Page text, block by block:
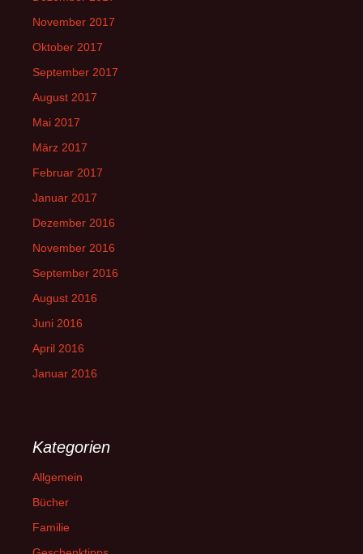
November 2017
Oktober 2017
September 2017
August 2017
Mai 2017
März 2017
Februar 2017
Januar 2017
Dezember 2016
November 2016
September 2016
August 2016
Juni 2016
April 2016
Januar 2016
Kategorien
Allgemein
Bücher
Familie